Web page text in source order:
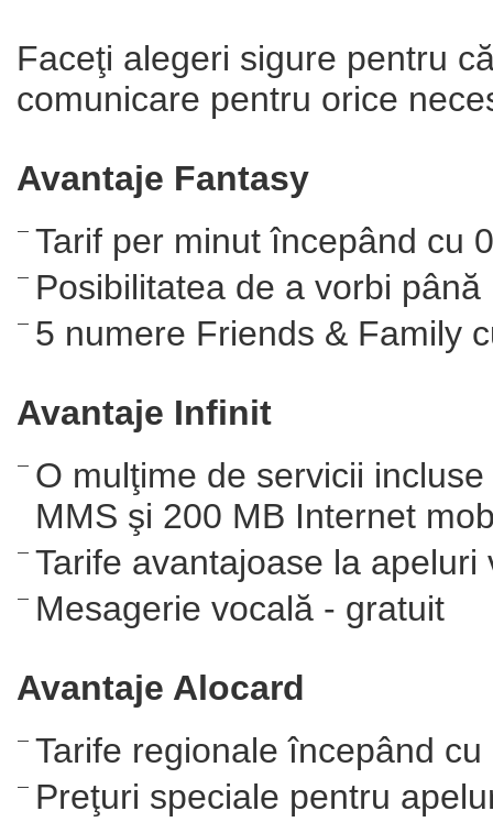
Faceţi alegeri sigure pentru
comunicare pentru orice
Avantaje Fantasy
Tarif per minut începând cu
Posibilitatea de a vorbi
5 numere Friends & Family
Avantaje Infinit
O mulţime de servicii
MMS şi 200 MB Internet
Tarife avantajoase la apeluri
Mesagerie vocală - gratuit
Avantaje Alocard
Tarife regionale începând
Preţuri speciale pentru